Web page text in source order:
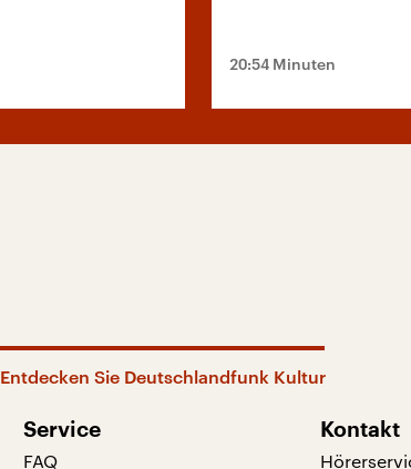
20:54 Minuten
Entdecken Sie Deutschlandfunk Kultur
Service
FAQ
Kontakt